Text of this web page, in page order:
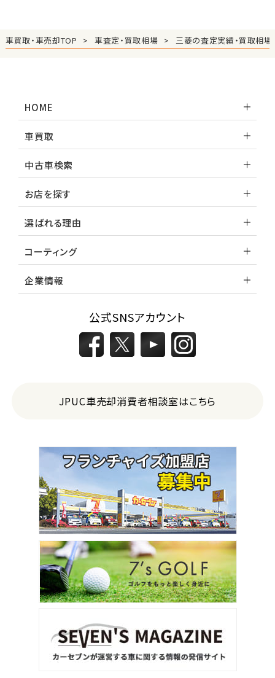
車買取・車売却TOP 車査定・買取相場 三菱の査定実績・買取相場
HOME
車買取
中古車検索
お店を探す
選ばれる理由
コーティング
企業情報
公式SNSアカウント
JPUC車売却消費者相談室はこちら